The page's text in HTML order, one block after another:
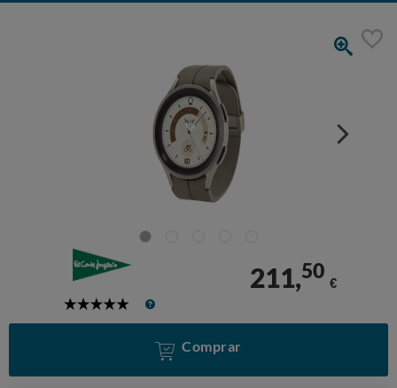
5
211,50
€
Comprar